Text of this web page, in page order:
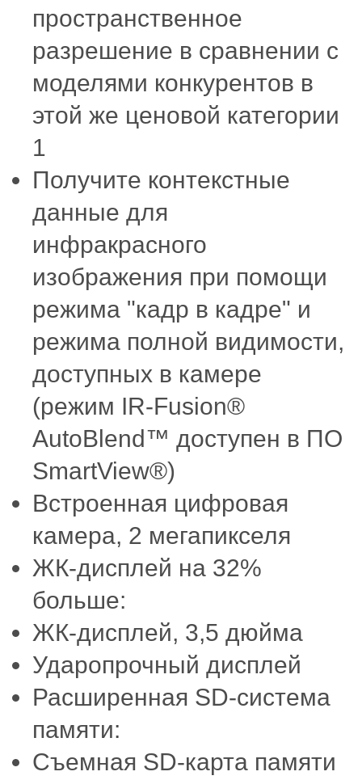
пространственное
разрешение в сравнении с
моделями конкурентов в
этой же ценовой категории
1
Получите контекстные
данные для
инфракрасного
изображения при помощи
режима "кадр в кадре" и
режима полной видимости,
доступных в камере
(режим IR-Fusion®
AutoBlend™ доступен в ПО
SmartView®)
Встроенная цифровая
камера, 2 мегапикселя
ЖК-дисплей на 32%
больше:
ЖК-дисплей, 3,5 дюйма
Ударопрочный дисплей
Расширенная SD-система
памяти:
Съемная SD-карта памяти